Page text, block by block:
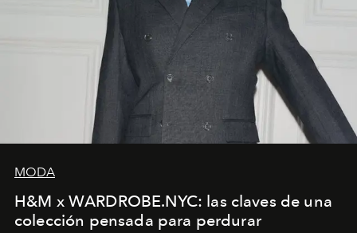
MODA
H&M x WARDROBE.NYC: las claves de una
colección pensada para perdurar